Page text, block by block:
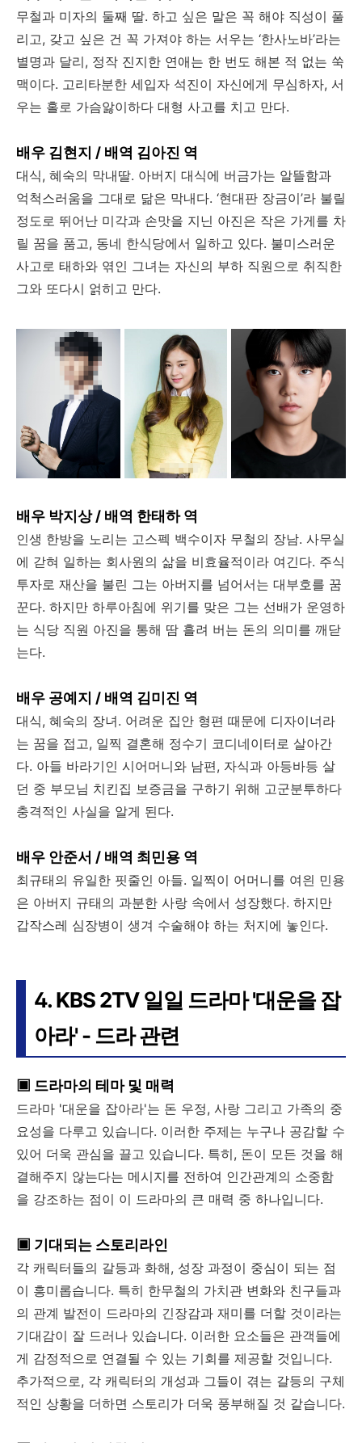
무철과 미자의 둘째 딸. 하고 싶은 말은 꼭 해야 직성이 풀
리고, 갖고 싶은 건 꼭 가져야 하는 서우는 ‘한사노바’라는
별명과 달리, 정작 진지한 연애는 한 번도 해본 적 없는 쑥
맥이다. 고리타분한 세입자 석진이 자신에게 무심하자, 서
우는 홀로 가슴앓이하다 대형 사고를 치고 만다.
배우 김현지 / 배역 김아진 역
대식, 혜숙의 막내딸. 아버지 대식에 버금가는 알뜰함과
억척스러움을 그대로 닮은 막내다. ‘현대판 장금이’라 불릴
정도로 뛰어난 미각과 손맛을 지닌 아진은 작은 가게를 차
릴 꿈을 품고, 동네 한식당에서 일하고 있다. 불미스러운
사고로 태하와 엮인 그녀는 자신의 부하 직원으로 취직한
그와 또다시 얽히고 만다.
배우 박지상 / 배역 한태하 역
인생 한방을 노리는 고스펙 백수이자 무철의 장남. 사무실
에 갇혀 일하는 회사원의 삶을 비효율적이라 여긴다. 주식
투자로 재산을 불린 그는 아버지를 넘어서는 대부호를 꿈
꾼다. 하지만 하루아침에 위기를 맞은 그는 선배가 운영하
는 식당 직원 아진을 통해 땀 흘려 버는 돈의 의미를 깨닫
는다.
배우 공예지 / 배역 김미진 역
대식, 혜숙의 장녀. 어려운 집안 형편 때문에 디자이너라
는 꿈을 접고, 일찍 결혼해 정수기 코디네이터로 살아간
다. 아들 바라기인 시어머니와 남편, 자식과 아등바등 살
던 중 부모님 치킨집 보증금을 구하기 위해 고군분투하다
충격적인 사실을 알게 된다.
배우 안준서 / 배역 최민용 역
최규태의 유일한 핏줄인 아들. 일찍이 어머니를 여읜 민용
은 아버지 규태의 과분한 사랑 속에서 성장했다. 하지만
갑작스레 심장병이 생겨 수술해야 하는 처지에 놓인다.
4. KBS 2TV 일일 드라마 '대운을 잡
아라' - 드라 관련
▣ 드라마의 테마 및 매력
드라마 '대운을 잡아라'는 돈 우정, 사랑 그리고 가족의 중
요성을 다루고 있습니다. 이러한 주제는 누구나 공감할 수
있어 더욱 관심을 끌고 있습니다. 특히, 돈이 모든 것을 해
결해주지 않는다는 메시지를 전하여 인간관계의 소중함
을 강조하는 점이 이 드라마의 큰 매력 중 하나입니다.
▣ 기대되는 스토리라인
각 캐릭터들의 갈등과 화해, 성장 과정이 중심이 되는 점
이 흥미롭습니다. 특히 한무철의 가치관 변화와 친구들과
의 관계 발전이 드라마의 긴장감과 재미를 더할 것이라는
기대감이 잘 드러나 있습니다. 이러한 요소들은 관객들에
게 감정적으로 연결될 수 있는 기회를 제공할 것입니다.
추가적으로, 각 캐릭터의 개성과 그들이 겪는 갈등의 구체
적인 상황을 더하면 스토리가 더욱 풍부해질 것 같습니다.